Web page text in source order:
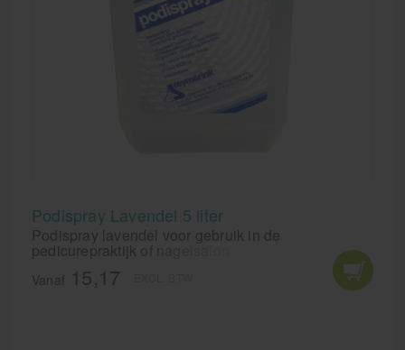
Podispray Lavendel 5 liter
Podispray lavendel voor gebruik in de
pedicurepraktijk of nagelsalon.
Vanaf 15,17